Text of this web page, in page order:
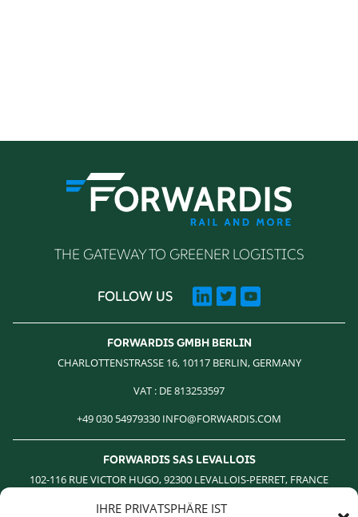
IHRE PRIVATSPHÄRE IST
THE GATEWAY TO GREENER LOGISTICS
FOLLOW US
FORWARDIS GMBH BERLIN
CHARLOTTENSTRASSE 16, 10117 BERLIN, GERMANY
VAT : DE 813253597
+49 030 54979330 INFO@FORWARDIS.COM
FORWARDIS SAS LEVALLOIS
102-116 RUE VICTOR HUGO, 92300 LEVALLOIS-PERRET, FRANCE
TVA : FR 19 414 801 555